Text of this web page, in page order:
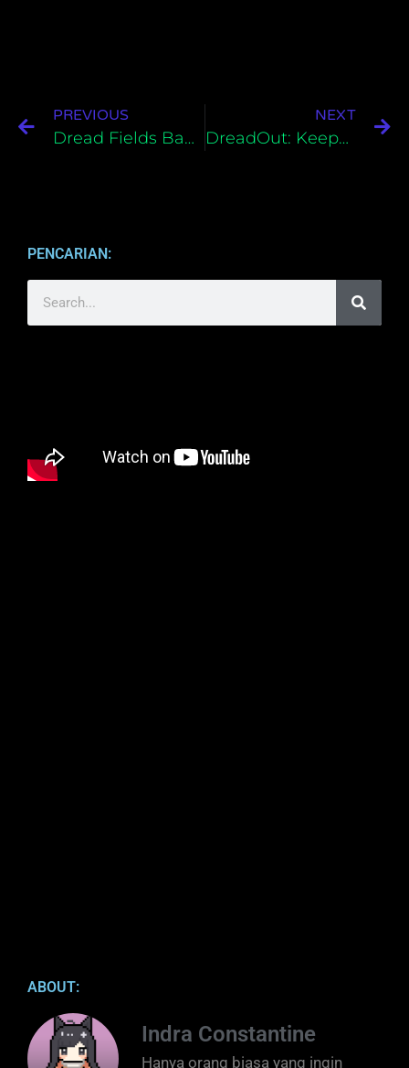
PREVIOUS
Dread Fields Bahasa Indonesia Untuk PC
NEXT
DreadOut: Keepers of The Dark Bahasa Indonesia Untuk PC
PENCARIAN:
ABOUT:
Indra Constantine
Hanya orang biasa yang ingin